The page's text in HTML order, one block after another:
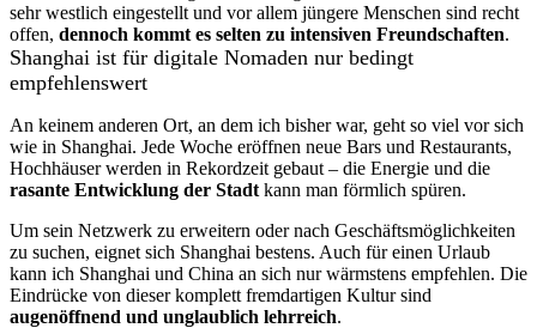
sehr westlich eingestellt und vor allem jüngere Menschen sind recht
offen, dennoch kommt es selten zu intensiven Freundschaften.
Shanghai ist für digitale Nomaden nur bedingt
empfehlenswert
An keinem anderen Ort, an dem ich bisher war, geht so viel vor sich
wie in Shanghai. Jede Woche eröffnen neue Bars und Restaurants,
Hochhäuser werden in Rekordzeit gebaut – die Energie und die
rasante Entwicklung der Stadt kann man förmlich spüren.
Um sein Netzwerk zu erweitern oder nach Geschäftsmöglichkeiten
zu suchen, eignet sich Shanghai bestens. Auch für einen Urlaub
kann ich Shanghai und China an sich nur wärmstens empfehlen. Die
Eindrücke von dieser komplett fremdartigen Kultur sind
augenöffnend und unglaublich lehrreich.